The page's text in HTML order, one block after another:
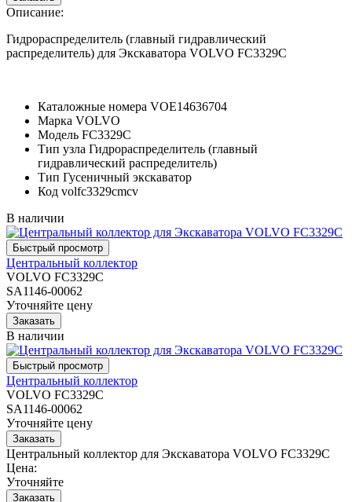
Описание:
Гидрораспределитель (главный гидравлический
распределитель) для Экскаватора VOLVO FC3329C
Каталожные номера VOE14636704
Марка VOLVO
Модель FC3329C
Тип узла Гидрораспределитель (главный
гидравлический распределитель)
Тип Гусеничный экскаватор
Код volfc3329cmcv
В наличии
Центральный коллектор
VOLVO FC3329C
SA1146-00062
Уточняйте цену
В наличии
Центральный коллектор
VOLVO FC3329C
SA1146-00062
Уточняйте цену
Центральный коллектор для Экскаватора VOLVO FC3329C
Цена:
Уточняйте